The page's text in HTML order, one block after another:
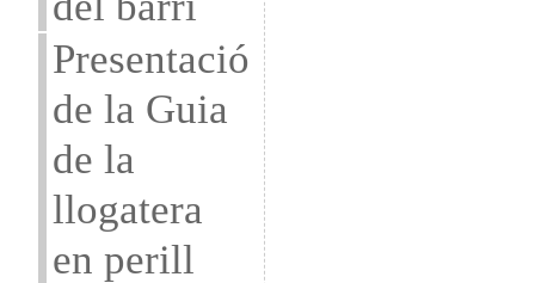
Presentació
de la Guia
de la
llogatera
en perill